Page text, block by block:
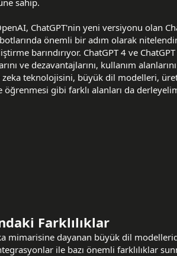
ChatGPT'nin yeni versiyonu olan
önemli bir adım olarak
barındırıyor. ChatGPT 4 ve
ve dezavantajlarını, kullanım
teknolojisini, büyük dil modelleri,
gibi farklı alanları da
Farklılıklar
mimarisine dayanan büyük dil
ile bazı önemli farklılıklar